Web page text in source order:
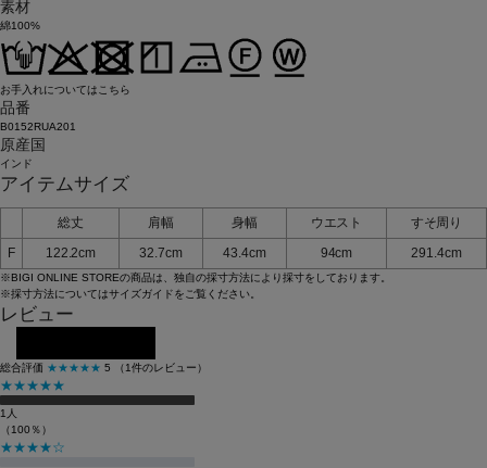
素材
綿100%
お手入れについてはこちら
品番
B0152RUA201
原産国
インド
アイテムサイズ
総丈 肩幅 身幅 ウエスト
すそ周り
F
122.2cm 32.7cm 43.4cm 94cm 291.4cm
※BIGI ONLINE STOREの商品は、独自の採寸方法により採寸をしております。
※採寸方法についてはサイズガイドをご覧ください。
レビュー
総合評価 ★★★★★ 5 （1件のレビュー）
★★★★★
1人
（100％）
★★★★☆